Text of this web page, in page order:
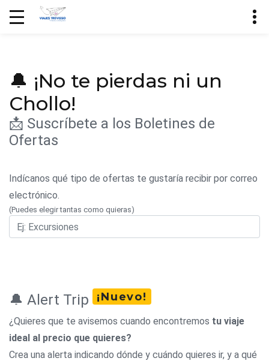
🔔 ¡No te pierdas ni un
Chollo!
📩 Suscríbete a los Boletines de
Ofertas
Indícanos qué tipo de ofertas te gustaría recibir por correo
electrónico.
(Puedes elegir tantas como quieras)
🔔 Alert Trip ¡Nuevo!
¿Quieres que te avisemos cuando encontremos tu viaje
ideal al precio que quieres?
Crea una alerta indicando dónde y cuándo quieres ir, y a qué